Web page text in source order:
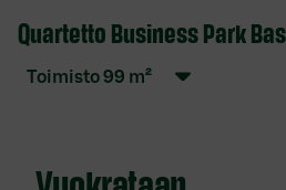
Quartetto Business Park
toimisto99 m²
S-Pankki Vuokrattavat
Tietosuojaseloste